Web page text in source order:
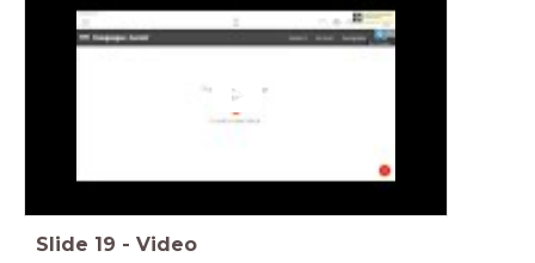
Slide 19 - Video